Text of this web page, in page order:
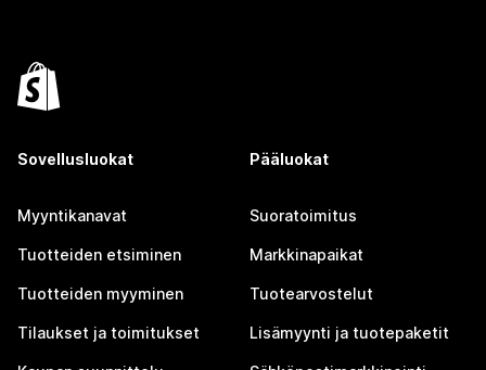
Sovellusluokat
Myyntikanavat
Tuotteiden etsiminen
Tuotteiden myyminen
Tilaukset ja toimitukset
Pääluokat
Suoratoimitus
Markkinapaikat
Tuotearvostelut
Lisämyynti ja tuotepaketit